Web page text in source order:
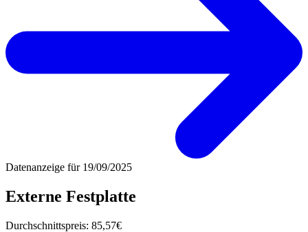
Datenanzeige für 19/09/2025
Externe Festplatte
Durchschnittspreis: 85,57€